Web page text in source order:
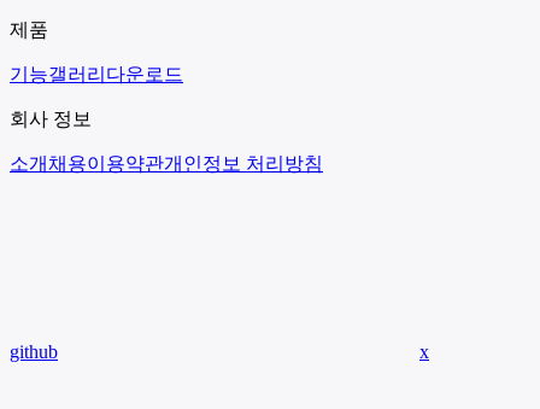
제품
기능갤러리 다운로드
회사 정보
소개 채용이용약관개인정보 처리방침
github x